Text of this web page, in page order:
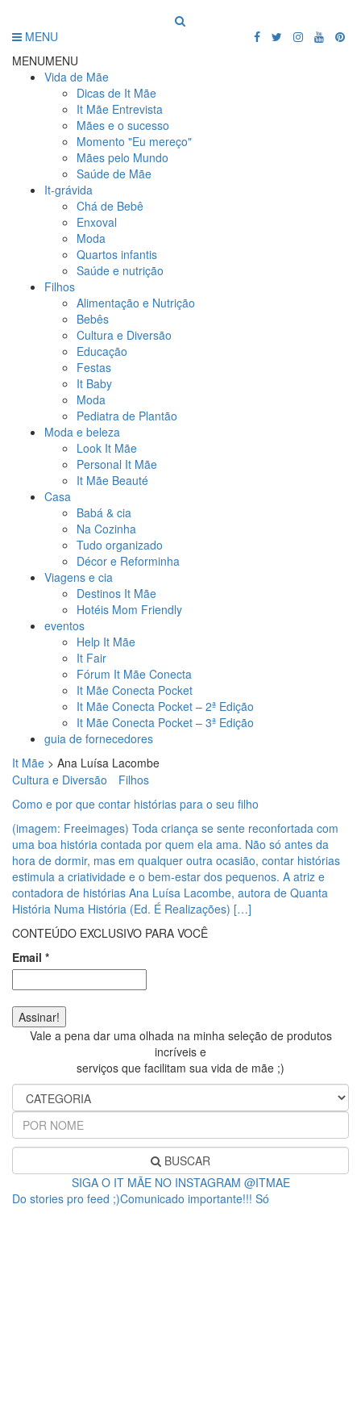
MENU
MENUMENU
Vida de Mãe
Dicas de It Mãe
It Mãe Entrevista
Mães e o sucesso
Momento "Eu mereço"
Mães pelo Mundo
Saúde de Mãe
It-grávida
Chá de Bebê
Enxoval
Moda
Quartos infantis
Saúde e nutrição
Filhos
Alimentação e Nutrição
Bebês
Cultura e Diversão
Educação
Festas
It Baby
Moda
Pediatra de Plantão
Moda e beleza
Look It Mãe
Personal It Mãe
It Mãe Beauté
Casa
Babá & cia
Na Cozinha
Tudo organizado
Décor e Reforminha
Viagens e cia
Destinos It Mãe
Hotéis Mom Friendly
eventos
Help It Mãe
It Fair
Fórum It Mãe Conecta
It Mãe Conecta Pocket
It Mãe Conecta Pocket – 2ª Edição
It Mãe Conecta Pocket – 3ª Edição
guia de fornecedores
It Mãe > Ana Luísa Lacombe
Cultura e Diversão
Filhos
Como e por que contar histórias para o seu filho
(imagem: Freeimages) Toda criança se sente reconfortada com
uma boa história contada por quem ela ama. Não só antes da
hora de dormir, mas em qualquer outra ocasião, contar histórias
estimula a criatividade e o bem-estar dos pequenos. A atriz e
contadora de histórias Ana Luísa Lacombe, autora de Quanta
História Numa História (Ed. É Realizações) […]
CONTEÚDO EXCLUSIVO PARA VOCÊ
Email *
Vale a pena dar uma olhada na minha seleção de produtos
incríveis e
serviços que facilitam sua vida de mãe ;)
BUSCAR
SIGA O IT MÃE NO INSTAGRAM @ITMAE
Do stories pro feed ;)Comunicado importante!!! Só